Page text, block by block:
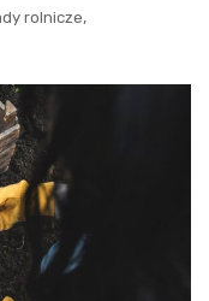
rolnicze,